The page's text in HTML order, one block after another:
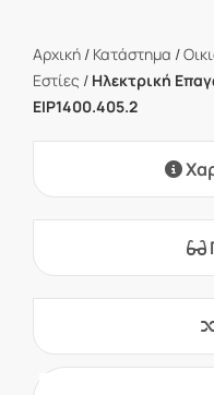
Αρχική / Κατάστημα /
Εστίες / Ηλεκτρική
EIP1400.405.2